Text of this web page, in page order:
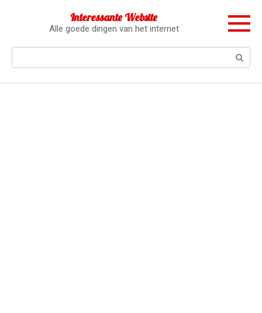
Interessante Website
Alle goede dingen van het internet